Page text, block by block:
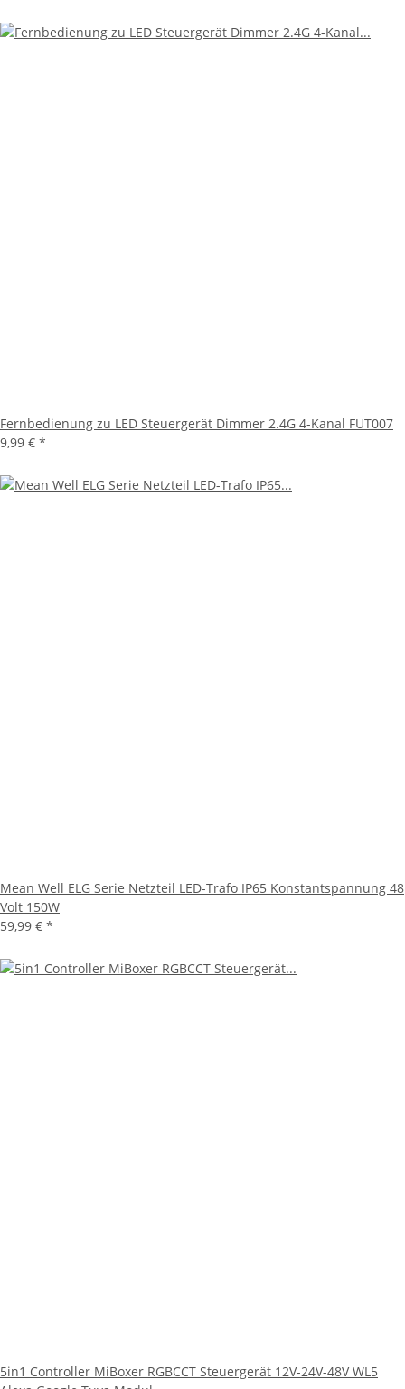
Fernbedienung zu LED Steuergerät Dimmer 2.4G 4-Kanal FUT007
9,99 € *
Mean Well ELG Serie Netzteil LED-Trafo IP65 Konstantspannung 48
Volt 150W
59,99 € *
5in1 Controller MiBoxer RGBCCT Steuergerät 12V-24V-48V WL5